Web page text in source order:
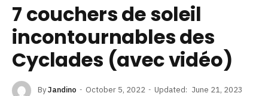
7 couchers de soleil
incontournables des
Cyclades (avec vidéo)
ByJandino October 5, 2022 Updated: June 21, 2023